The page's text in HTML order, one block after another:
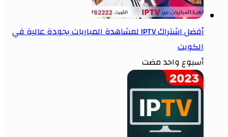
أفضل اشتراك IPTV لمشاهدة المباريات بجودة عالية في
الكويت
أسبوع واحد مضت